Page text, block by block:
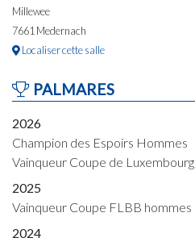
Millewee
7661 Medernach
Localiser cette salle
PALMARES
2026
Champion des Espoirs Hommes
Vainqueur Coupe de Luxembourg
2025
Vainqueur Coupe FLBB hommes
2024